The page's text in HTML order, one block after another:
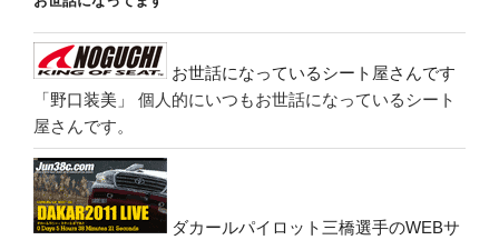
お世話になっているシート屋さんです
「野口装美」
個人的にいつもお世話になっているシート
屋さんです。
ダカールパイロット三橋選手のWEBサ